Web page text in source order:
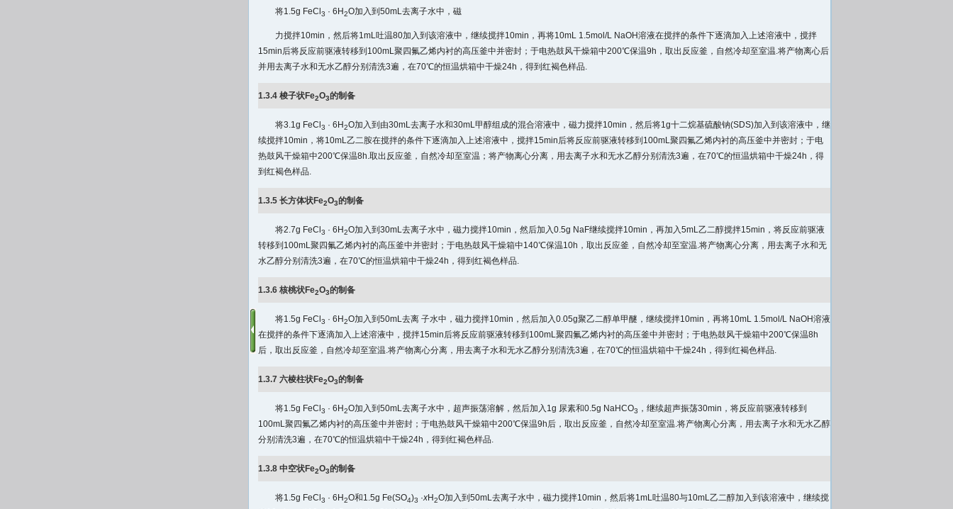
将1.5g FeCl 3 · 6H2O加入到50mL去离子水中，磁
力搅拌10min，然后将1mL吐温80加入到该溶液中，继续搅拌10min，再将10mL 1.5mol/L NaOH溶液在搅拌的条件下逐滴加入上述溶液中，搅拌
15min后将反应前驱液转移到100mL聚四氟乙烯内衬的高压釜中并密封；于电热鼓风干燥箱中200℃保温9h，取出反应釜，自然冷却至室温.将产物离心后
并用去离子水和无水乙醇分别清洗3遍，在70℃的恒温烘箱中干燥24h，得到红褐色样品.
1.3.4 梭子状Fe2O3的制备
将3.1g FeCl 3 · 6H2O加入到由30mL去离子水和30mL甲醇组成的混合溶液中，磁力搅拌10min，然后将1g十二烷基硫酸钠(SDS)加入到该溶液中，继
续搅拌10min，将10mL乙二胺在搅拌的条件下逐滴加入上述溶液中，搅拌15min后将反应前驱液转移到100mL聚四氟乙烯内衬的高压釜中并密封；于电
热鼓风干燥箱中200℃保温8h.取出反应釜，自然冷却至室温；将产物离心分离，用去离子水和无水乙醇分别清洗3遍，在70℃的恒温烘箱中干燥24h，得
到红褐色样品.
1.3.5 长方体状Fe2O3的制备
将2.7g FeCl 3 · 6H2O加入到30mL去离子水中，磁力搅拌10min，然后加入0.5g NaF继续搅拌10min，再加入5mL乙二醇搅拌15min，将反应前驱液
转移到100mL聚四氟乙烯内衬的高压釜中并密封；于电热鼓风干燥箱中140℃保温10h，取出反应釜，自然冷却至室温.将产物离心分离，用去离子水和无
水乙醇分别清洗3遍，在70℃的恒温烘箱中干燥24h，得到红褐色样品.
1.3.6 核桃状Fe2O3的制备
将1.5g FeCl 3 · 6H2O加入到50mL去离 子水中，磁力搅拌10min，然后加入0.05g聚乙二醇单甲醚，继续搅拌10min，再将10mL 1.5mol/L NaOH溶液
在搅拌的条件下逐滴加入上述溶液中，搅拌15min后将反应前驱液转移到100mL聚四氟乙烯内衬的高压釜中并密封；于电热鼓风干燥箱中200℃保温8h
后，取出反应釜，自然冷却至室温.将产物离心分离，用去离子水和无水乙醇分别清洗3遍，在70℃的恒温烘箱中干燥24h，得到红褐色样品.
1.3.7 六棱柱状Fe2O3的制备
将1.5g FeCl 3 · 6H2O加入到50mL去离子水中，超声振荡溶解，然后加入1g 尿素和0.5g NaHCO3 ，继续超声振荡30min，将反应前驱液转移到
100mL聚四氟乙烯内衬的高压釜中并密封；于电热鼓风干燥箱中200℃保温9h后，取出反应釜，自然冷却至室温.将产物离心分离，用去离子水和无水乙醇
分别清洗3遍，在70℃的恒温烘箱中干燥24h，得到红褐色样品.
1.3.8 中空状Fe2O3的制备
将1.5g FeCl 3 · 6H2O和1.5g Fe(SO4)3 ·xH2O加入到50mL去离子水中，磁力搅拌10min，然后将1mL吐温80与10mL乙二醇加入到该溶液中，继续搅